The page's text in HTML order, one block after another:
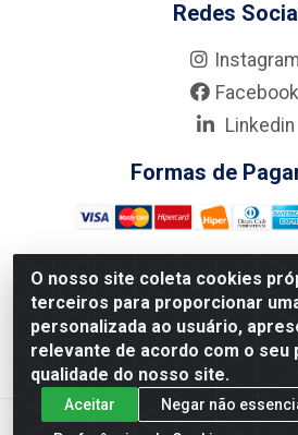
O nosso site coleta cookies
terceiros para proporcionar
personalizada ao usuário,
relevante de acordo com o seu
qualidade do nosso site.
Aceitar
Negar não
Redes
Instagram
Facebook
Linkedin
Formas de
Nova Boni Distribuidora de Material de
Alice Tibiriçá, 330 - Vila Da Penha,
21.210-110 - CNPJ: